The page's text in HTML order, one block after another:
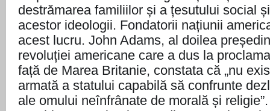
destrămarea familiilor și a țesutului social
acestor ideologii. Fondatorii națiunii
acest lucru. John Adams, al doilea
revoluției americane care a dus la
față de Marea Britanie, constata că „nu
armată a statului capabilă să confrunte
ale omului neînfrânate de morală și